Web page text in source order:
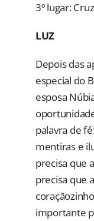
3º lugar:
LUZ
Depois das
especial do
esposa
palavra de
mentiras e
precisa que
precisa que
importante